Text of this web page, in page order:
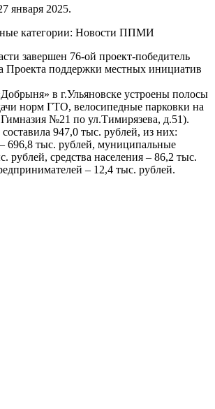
января 2025.
категории: Новости ППМИ
завершен 76-ой проект-победитель
Проекта поддержки местных инициатив
в г.Ульяновске устроены полосы
норм ГТО, велосипедные парковки на
№21 по ул.Тимирязева, д.51).
947,0 тыс. рублей, из них:
696,8 тыс. рублей, муниципальные
рублей, средства населения – 86,2 тыс.
– 12,4 тыс. рублей.